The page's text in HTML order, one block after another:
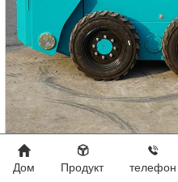
Мини-погрузчик
Дом Продукт телефон